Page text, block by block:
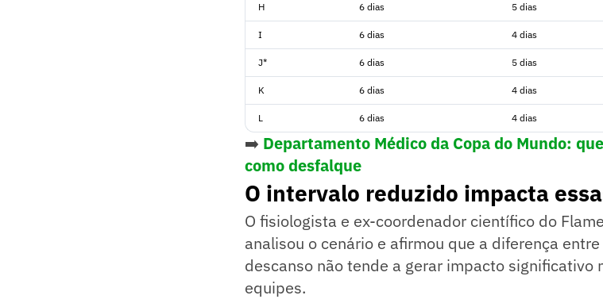
H 6 dias 5 dias
I 6 dias 4 dias
J* 6 dias 5 dias
K 6 dias 4 dias
L 6 dias 4 dias
➡️ Departamento Médico da Copa do Mundo:
como desfalque
O intervalo reduzido impacta
O fisiologista e ex-coordenador científico do
analisou o cenário e afirmou que a diferença
descanso não tende a gerar impacto significativo
equipes.